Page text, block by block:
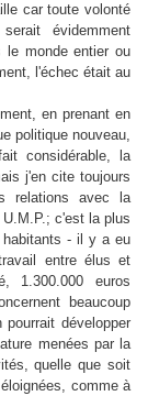
car toute volonté
évidemment
le monde entier ou
l'échec était au
en prenant en
politique nouveau,
considérable, la
j'en cite toujours
relations avec la
c'est la plus
- il y a eu
entre élus et
1.300.000 euros
beaucoup
développer
menées par la
quelle que soit
comme à